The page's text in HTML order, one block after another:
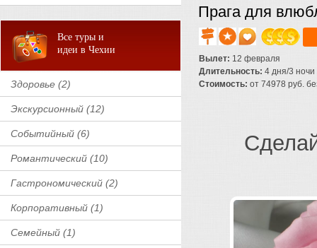
Все туры и
идеи в Чехии
Здоровье (2)
Экскурсионный (12)
Событийный (6)
Романтический (10)
Гастрономический (2)
Корпоративный (1)
Семейный (1)
Прага для
Вылет: 12 февраля
Длительность: 4 дня/3 ночи
Стоимость: от 74978 руб.